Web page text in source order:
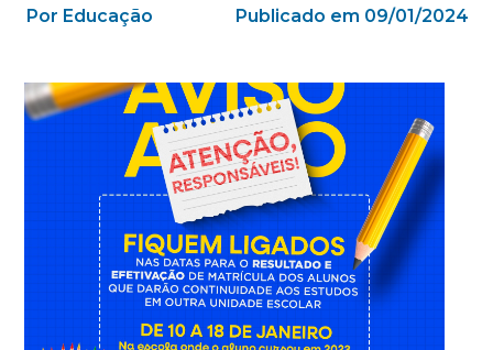
Por Educação Publicado em 09/01/2024